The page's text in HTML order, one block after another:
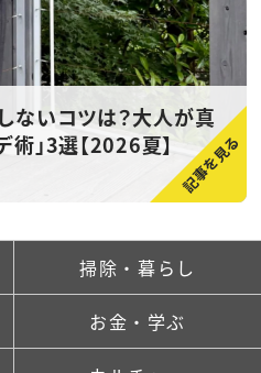
ないコツは？大人が真
」3選【2026夏】
掃除・暮らし
お金・学ぶ